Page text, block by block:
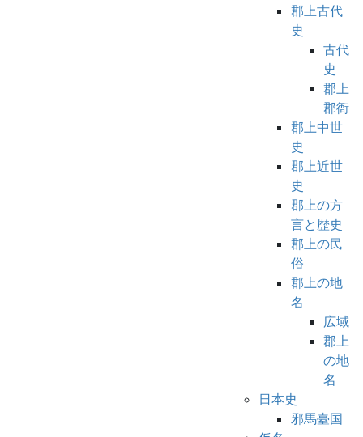
郡上古代
史
古代
史
郡上
郡衙
郡上中世
史
郡上近世
史
郡上の方
言と歴史
郡上の民
俗
郡上の地
名
広域
郡上
の地
名
日本史
邪馬臺国